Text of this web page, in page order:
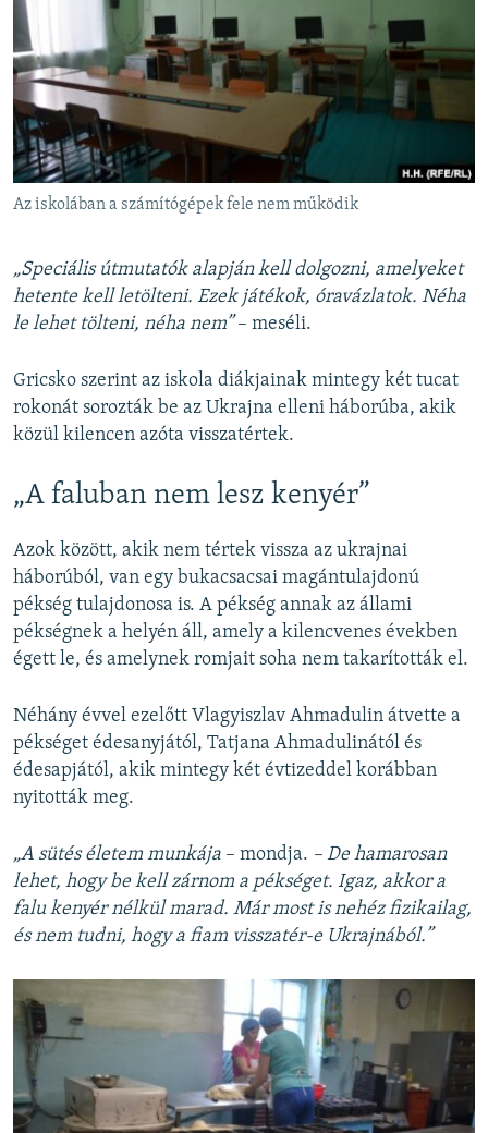
Az iskolában a számítógépek fele nem működik
„Speciális útmutatók alapján kell dolgozni, amelyeket
hetente kell letölteni. Ezek játékok, óravázlatok. Néha
le lehet tölteni, néha nem”– meséli.
Gricsko szerint az iskola diákjainak mintegy két tucat
rokonát sorozták be az Ukrajna elleni háborúba, akik
közül kilencen azóta visszatértek.
„A faluban nem lesz kenyér”
Azok között, akik nem tértek vissza az ukrajnai
háborúból, van egy bukacsacsai magántulajdonú
pékség tulajdonosa is. A pékség annak az állami
pékségnek a helyén áll, amely a kilencvenes években
égett le, és amelynek romjait soha nem takarították el.
Néhány évvel ezelőtt Vlagyiszlav Ahmadulin átvette a
pékséget édesanyjától, Tatjana Ahmadulinától és
édesapjától, akik mintegy két évtizeddel korábban
nyitották meg.
„A sütés életem munkája – mondja. – De hamarosan
lehet, hogy be kell zárnom a pékséget. Igaz, akkor a
falu kenyér nélkül marad. Már most is nehéz fizikailag,
és nem tudni, hogy a fiam visszatér-e Ukrajnából.”